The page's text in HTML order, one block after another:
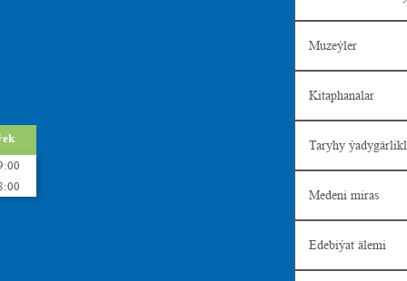
Muzeýler
Kitaphanalar
Taryhy
Medeni miras
Edebiýat älemi